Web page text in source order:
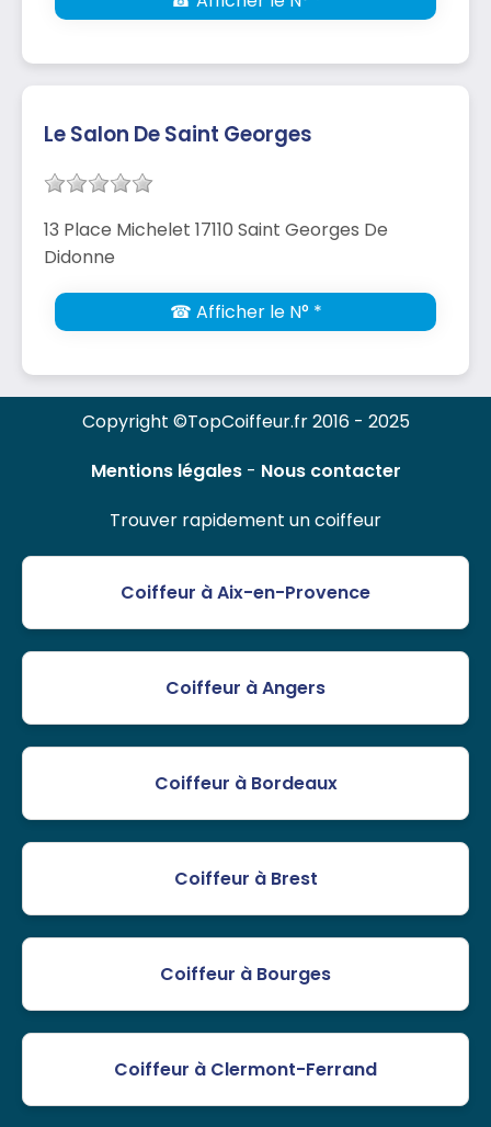
Le Salon De Saint Georges
13 Place Michelet 17110 Saint Georges De
Didonne
☎ Afficher le N° *
Copyright ©TopCoiffeur.fr 2016 - 2025
Mentions légales- Nous contacter
Trouver rapidement un coiffeur
Coiffeur à Aix-en-Provence
Coiffeur à Angers
Coiffeur à Bordeaux
Coiffeur à Brest
Coiffeur à Bourges
Coiffeur à Clermont-Ferrand